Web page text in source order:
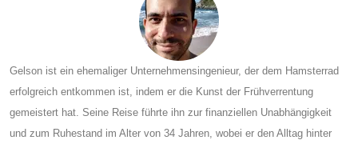
Gelson ist ein ehemaliger Unternehmensingenieur, der dem Hamsterrad
erfolgreich entkommen ist, indem er die Kunst der Frühverrentung
gemeistert hat. Seine Reise führte ihn zur finanziellen Unabhängigkeit
und zum Ruhestand im Alter von 34 Jahren, wobei er den Alltag hinter